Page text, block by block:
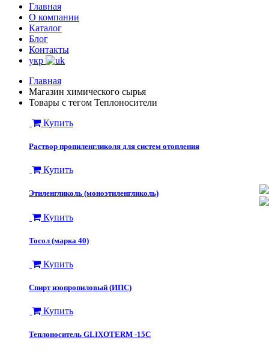
Главная
О компании
Каталог
Блог
Контакты
укр
Главная
Магазин химического сырья
Товары с тегом Теплоносители
Купить
Раствор пропиленгликоля для систем отопления
Купить
Этиленгликоль (моноэтиленгликоль)
Купить
Тосол (марка 40)
Купить
Спирт изопропиловый (ИПС)
Купить
Теплоноситель GLIXOTERM -15C